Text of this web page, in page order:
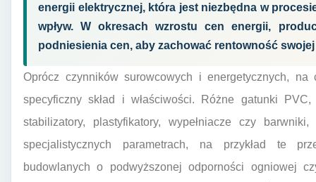
energii elektrycznej, która jest niezbędna w
wpływ. W okresach wzrostu cen energii,
podniesienia cen, aby zachować rentowność swojej
Oprócz czynników surowcowych i energetycznych,
specyficzny skład i właściwości. Różne gatunki
stabilizatory, plastyfikatory, wypełniacze czy
specjalistycznych parametrach, na przykład te
budowlanych o podwyższonej odporności ogniowej